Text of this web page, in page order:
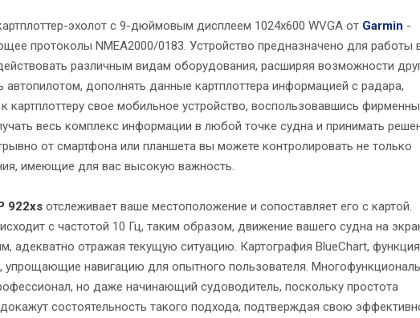
эхолот с 9-дюймовым дисплеем 1024х600 WVGA от Garmin -
протоколы NMEA2000/0183. Устройство предназначено для работы
различным видам оборудования, расширяя возможности
автопилотом, дополнять данные картплоттера информацией с радара,
картплоттеру свое мобильное устройство, воспользовавшись
весь комплекс информации в любой точке судна и принимать
от смартфона или планшета вы можете контролировать не только
имеющие для вас высокую важность.
922xs отслеживает ваше местоположение и сопоставляет его с картой.
с частотой 10 Гц, таким образом, движение вашего судна на
адекватно отражая текущую ситуацию. Картография BlueChart, функция
навигацию для опытного пользователя.
но даже начинающий судоводитель, поскольку простота
состоятельность такого подхода, подтверждая свою